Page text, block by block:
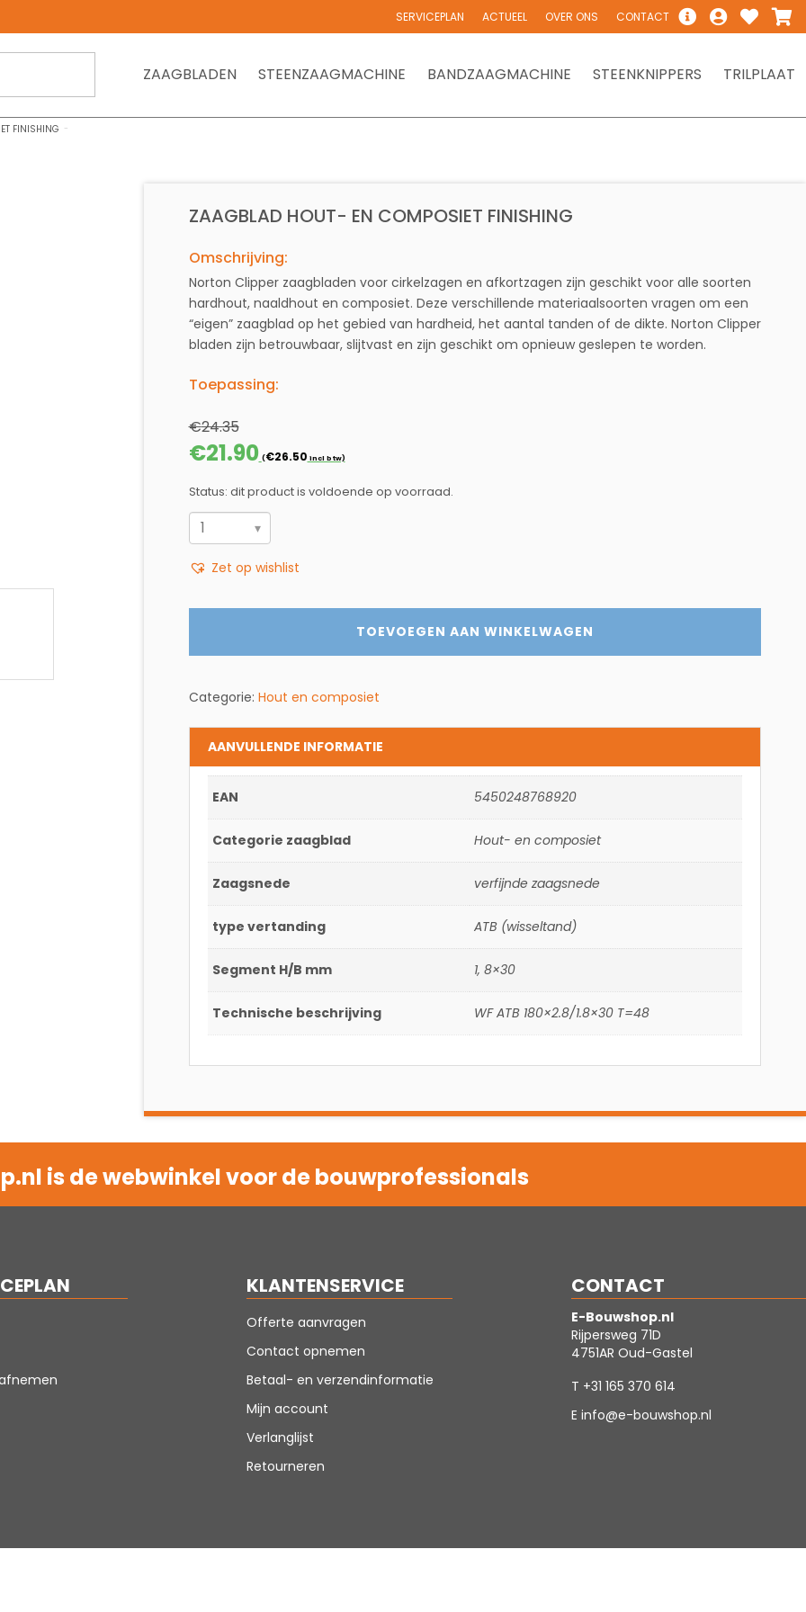
SERVICEPLAN ACTUEEL OVER ONS CONTACT
ZAAGBLADEN STEENZAAGMACHINE BANDZAAGMACHINE STEENKNIPPERS TRILPLAAT
FINISHING
ZAAGBLAD HOUT- EN COMPOSIET FINISHING
Omschrijving:
Norton Clipper zaagbladen voor cirkelzagen en afkortzagen zijn geschikt voor alle soorten
hardhout, naaldhout en composiet. Deze verschillende materiaalsoorten vragen om een
“eigen” zaagblad op het gebied van hardheid, het aantal tanden of de dikte. Norton Clipper
bladen zijn betrouwbaar, slijtvast en zijn geschikt om opnieuw geslepen te worden.
Toepassing:
€24.35
Oorspronkelijke
prijs
€24.35.
€21.90Huidige
prijs
€21.90.
(€26.50 incl btw)
Status: dit product is voldoende op voorraad.
ZAAGBLAD
EN
Zet op wishlist
TOEVOEGEN AAN WINKELWAGEN
Categorie: Hout en composiet
AANVULLENDE INFORMATIE
EAN 5450248768920
Categorie zaagblad Hout- en composiet
Zaagsnede verfijnde zaagsnede
type vertanding ATB (wisseltand)
Segment H/B mm 1, 8×30
Technische beschrijving WF ATB 180×2.8/1.8×30 T=48
is de webwinkel voor de bouwprofessionals
KLANTENSERVICE
Offerte aanvragen
Contact opnemen
Betaal- en verzendinformatie
Mijn account
Verlanglijst
Retourneren
CONTACT
E-Bouwshop.nl
Rijpersweg 71D
4751AR Oud-Gastel
T +31 165 370 614
E info@e-bouwshop.nl